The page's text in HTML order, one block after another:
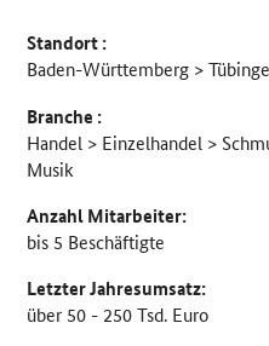
Standort :
Baden-Württemberg >
Branche :
Handel > Einzelhandel >
Musik
Anzahl Mitarbeiter:
bis 5 Beschäftigte
Letzter Jahresumsatz:
über 50 - 250 Tsd. Euro